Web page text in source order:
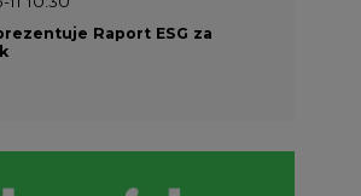
Raport ESG za